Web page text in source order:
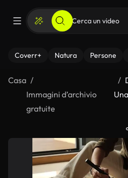
Coverr+ Natura Persone
Casa
Immagini d’archivio
gratuite